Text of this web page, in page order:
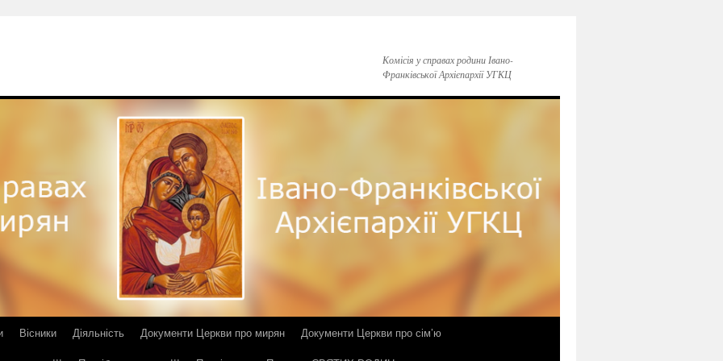
Комісія у справах родини Івано-
Франківської Архієпархії УГКЦ
Вісники Діяльність Документи Церкви про мирян
Документи Церкви про сім’ю